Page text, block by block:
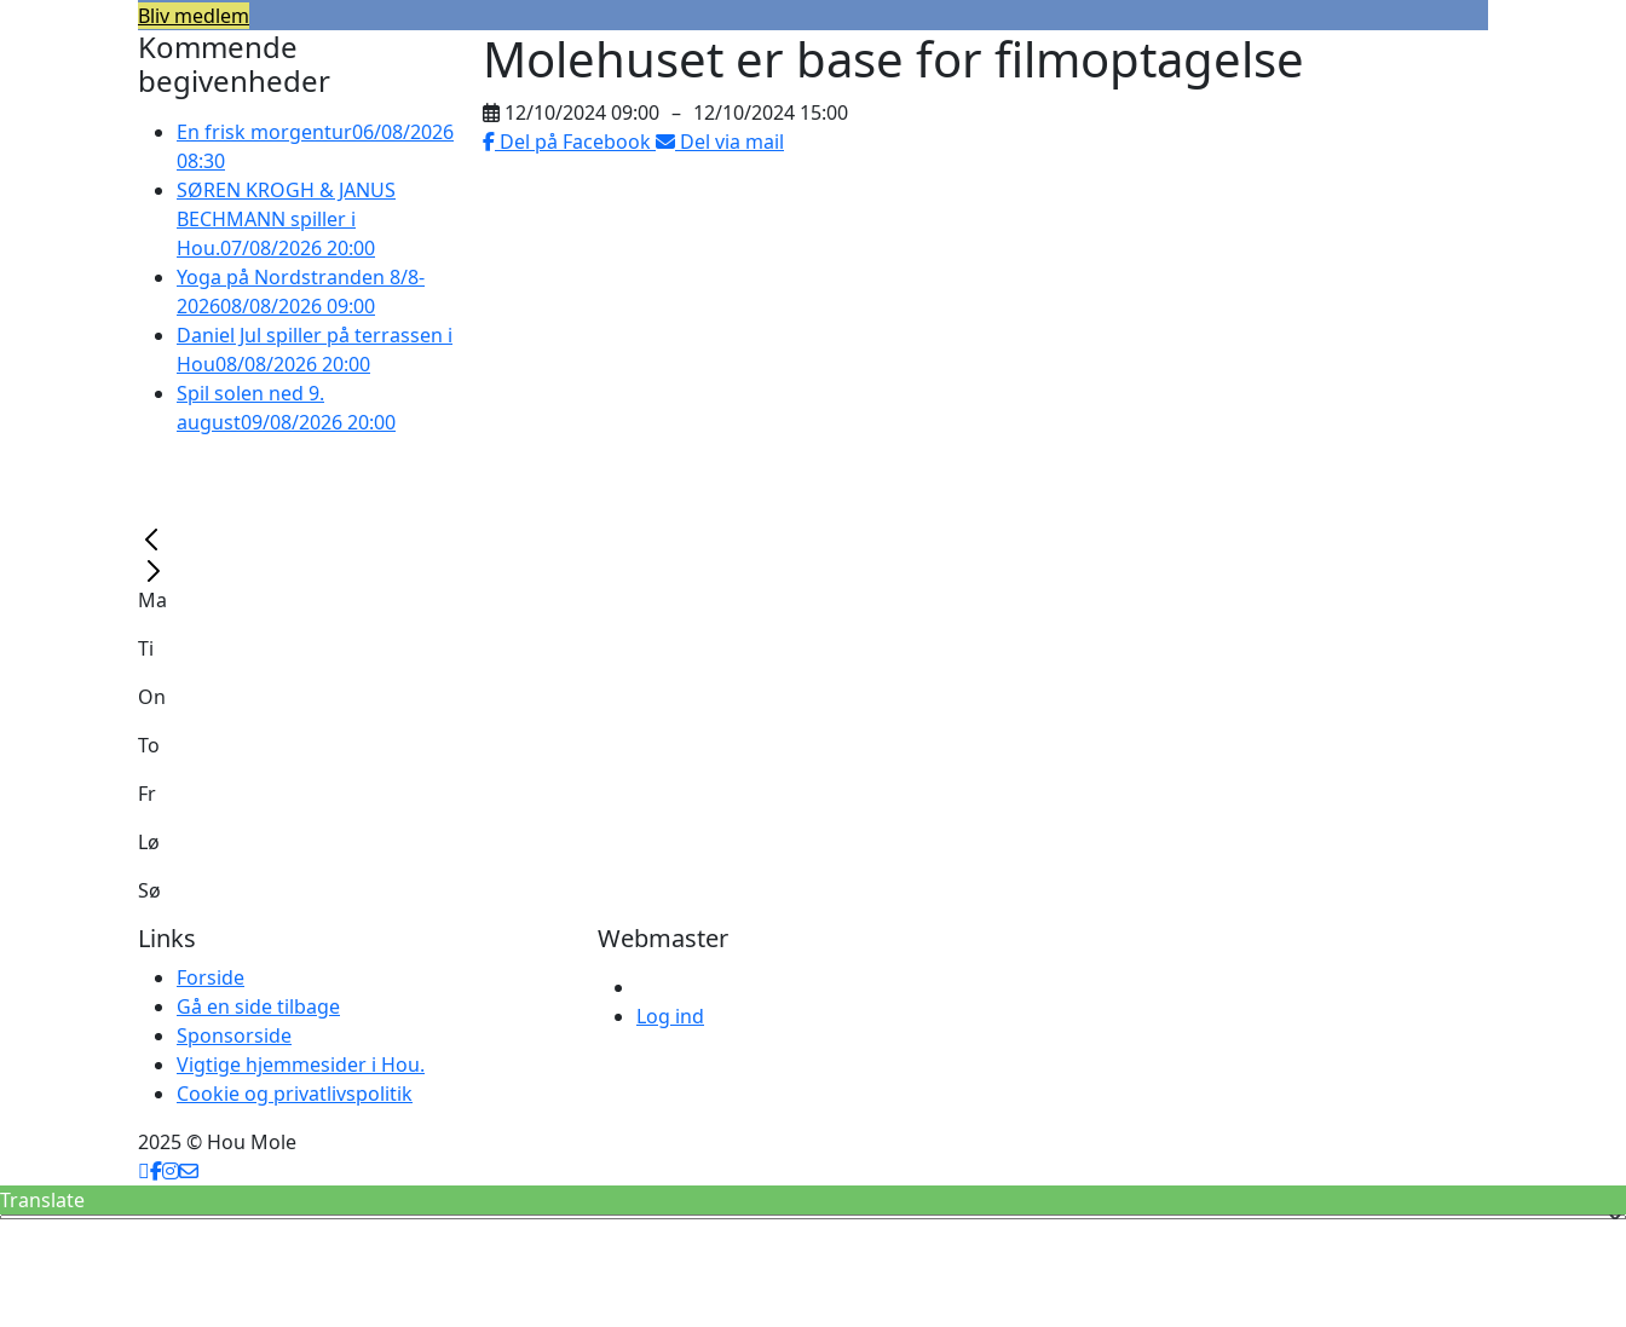
Bliv medlem
Kommende
begivenheder
En frisk morgentur06/08/2026
08:30
SØREN KROGH & JANUS
BECHMANN spiller i
Hou.07/08/2026 20:00
Yoga på Nordstranden 8/8-
202608/08/2026 09:00
Daniel Jul spiller på terrassen i
Hou08/08/2026 20:00
Spil solen ned 9.
august09/08/2026 20:00
Ma
Ti
On
To
Fr
Lø
Sø
Molehuset er base for filmoptagelse
12/10/2024 09:00 – 12/10/2024 15:00
Del på Facebook
Del via mail
Links
Forside
Gå en side tilbage
Sponsorside
Vigtige hjemmesider i Hou.
Cookie og privatlivspolitik
Webmaster
Log ind
2025 © Hou Mole
Translate